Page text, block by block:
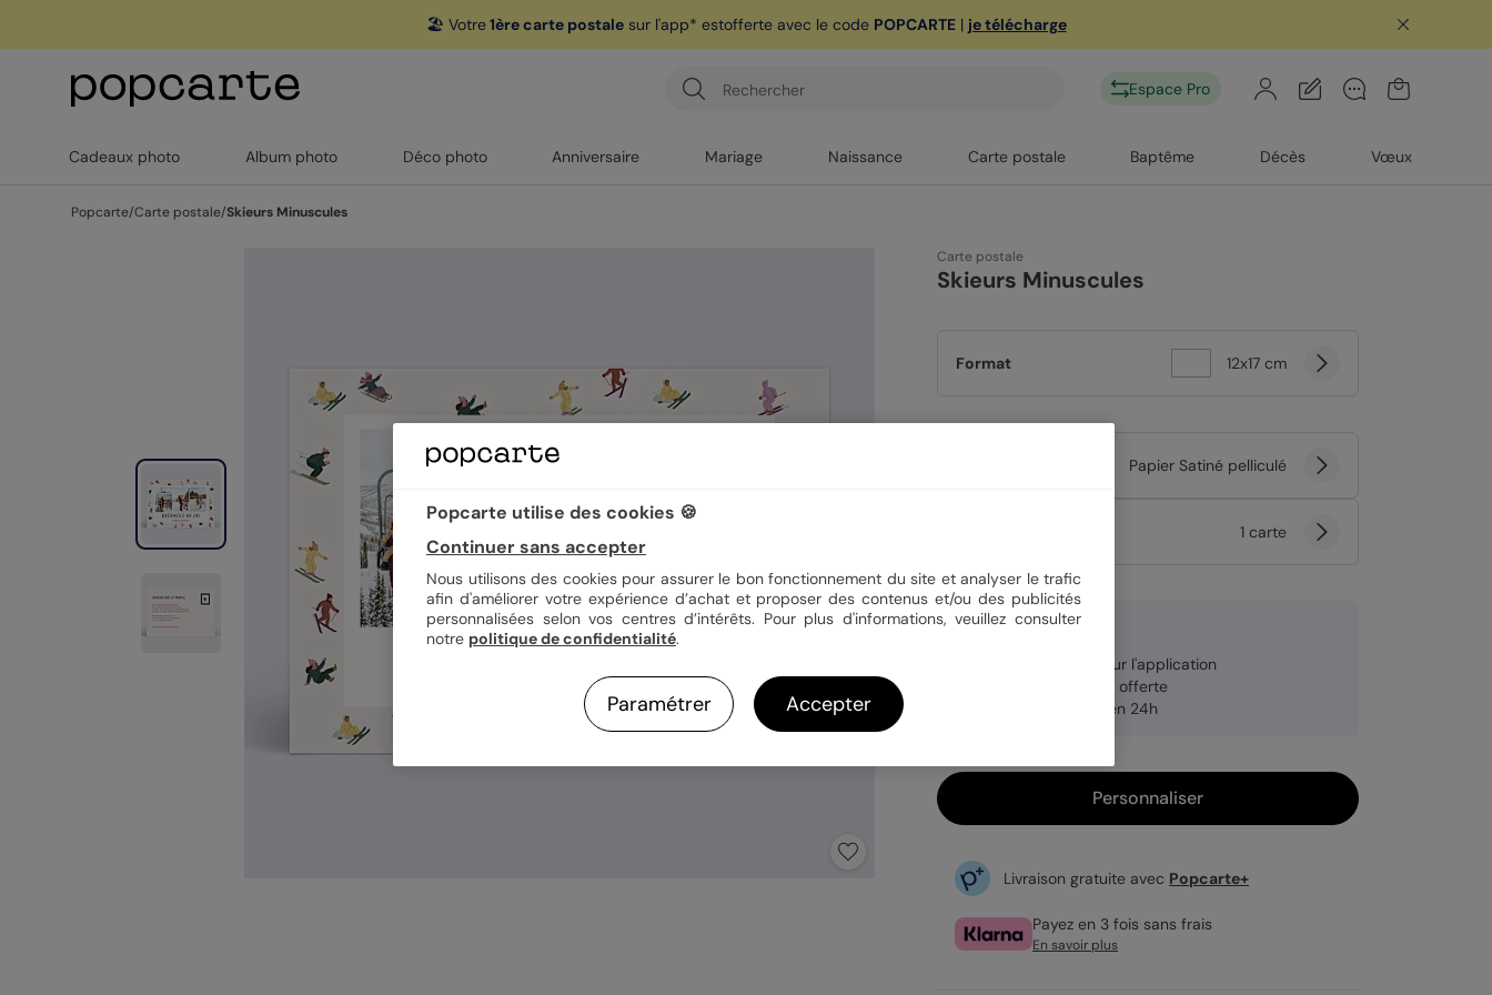
🏖️ Votre1ère carte postalesur l'app* estofferte avec le code POPCARTE| je télécharge
Espace Pro
Cadeaux photo Album photo Déco photo Anniversaire Mariage Naissance Carte postale Baptême Décès Vœux
Popcarte/Carte postale/Skieurs Minuscules
Carte postale
Skieurs Minuscules
Format 12x17 cm
Papier Satiné pelliculé
1 carte
2,89 €
1ère carte offerte sur l'application
Enveloppe blanche offerte
Expédition rapide en 24h
Personnaliser
Livraison gratuite avec Popcarte+
Payez en 3 fois sans frais
En savoir plus
Popcarte utilise des cookies 🍪
Continuer sans accepter
Nous utilisons des cookies pour assurer le bon fonctionnement du site et analyser le trafic
afin d'améliorer votre expérience d’achat et proposer des contenus et/ou des publicités
personnalisées selon vos centres d’intérêts. Pour plus d'informations, veuillez consulter
notre politique de confidentialité.
Paramétrer Accepter